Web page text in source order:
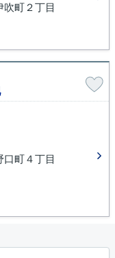
町２丁目
町４丁目